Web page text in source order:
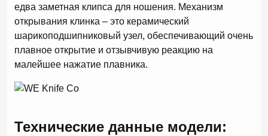
едва заметная клипса для ношения. Механизм
открывания клинка – это керамический
шарикоподшипниковый узел, обеспечивающий очень
плавное открытие и отзывчивую реакцию на
малейшее нажатие плавника.
Технические данные модели: